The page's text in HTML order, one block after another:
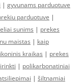
| gyvunams parduotuve
parduotuve |
sunims | prekes
maistas | kaip
kraikas | prekes
| polikarbonatiniai
| šiltnamiai